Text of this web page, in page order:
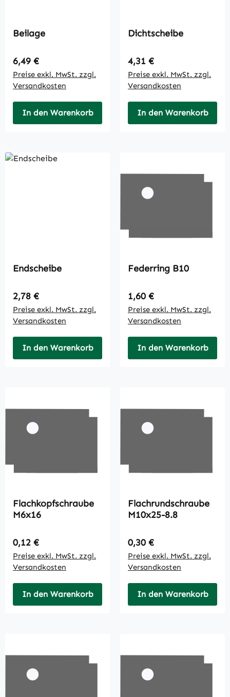
Beilage
Regulärer Preis:
6,49 €
Preise exkl. MwSt. zzgl.
Versandkosten
In den Warenkorb
Dichtscheibe
Regulärer Preis:
4,31 €
Preise exkl. MwSt. zzgl.
Versandkosten
In den Warenkorb
Endscheibe
Regulärer Preis:
2,78 €
Preise exkl. MwSt. zzgl.
Versandkosten
In den Warenkorb
Federring B10
Regulärer Preis:
1,60 €
Preise exkl. MwSt. zzgl.
Versandkosten
In den Warenkorb
Flachkopfschraube
M6x16
Regulärer Preis:
0,12 €
Preise exkl. MwSt. zzgl.
Versandkosten
In den Warenkorb
Flachrundschraube
M10x25-8.8
Regulärer Preis:
0,30 €
Preise exkl. MwSt. zzgl.
Versandkosten
In den Warenkorb